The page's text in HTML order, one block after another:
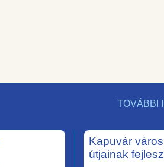
TOVÁBBI
Kapuvár
útjainak